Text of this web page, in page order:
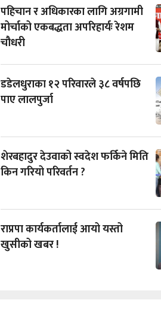
पहिचान र अधिकारका लागि अग्रगामी
मोर्चाको एकबद्धता अपरिहार्यः रेशम
चौधरी
डडेलधुराका १२ परिवारले ३८ वर्षपछि
पाए लालपुर्जा
शेरबहादुर देउवाको स्वदेश फर्किने मिति
किन गरियो परिवर्तन ?
राप्रपा कार्यकर्तालाई आयो यस्तो
खुसीको खबर !